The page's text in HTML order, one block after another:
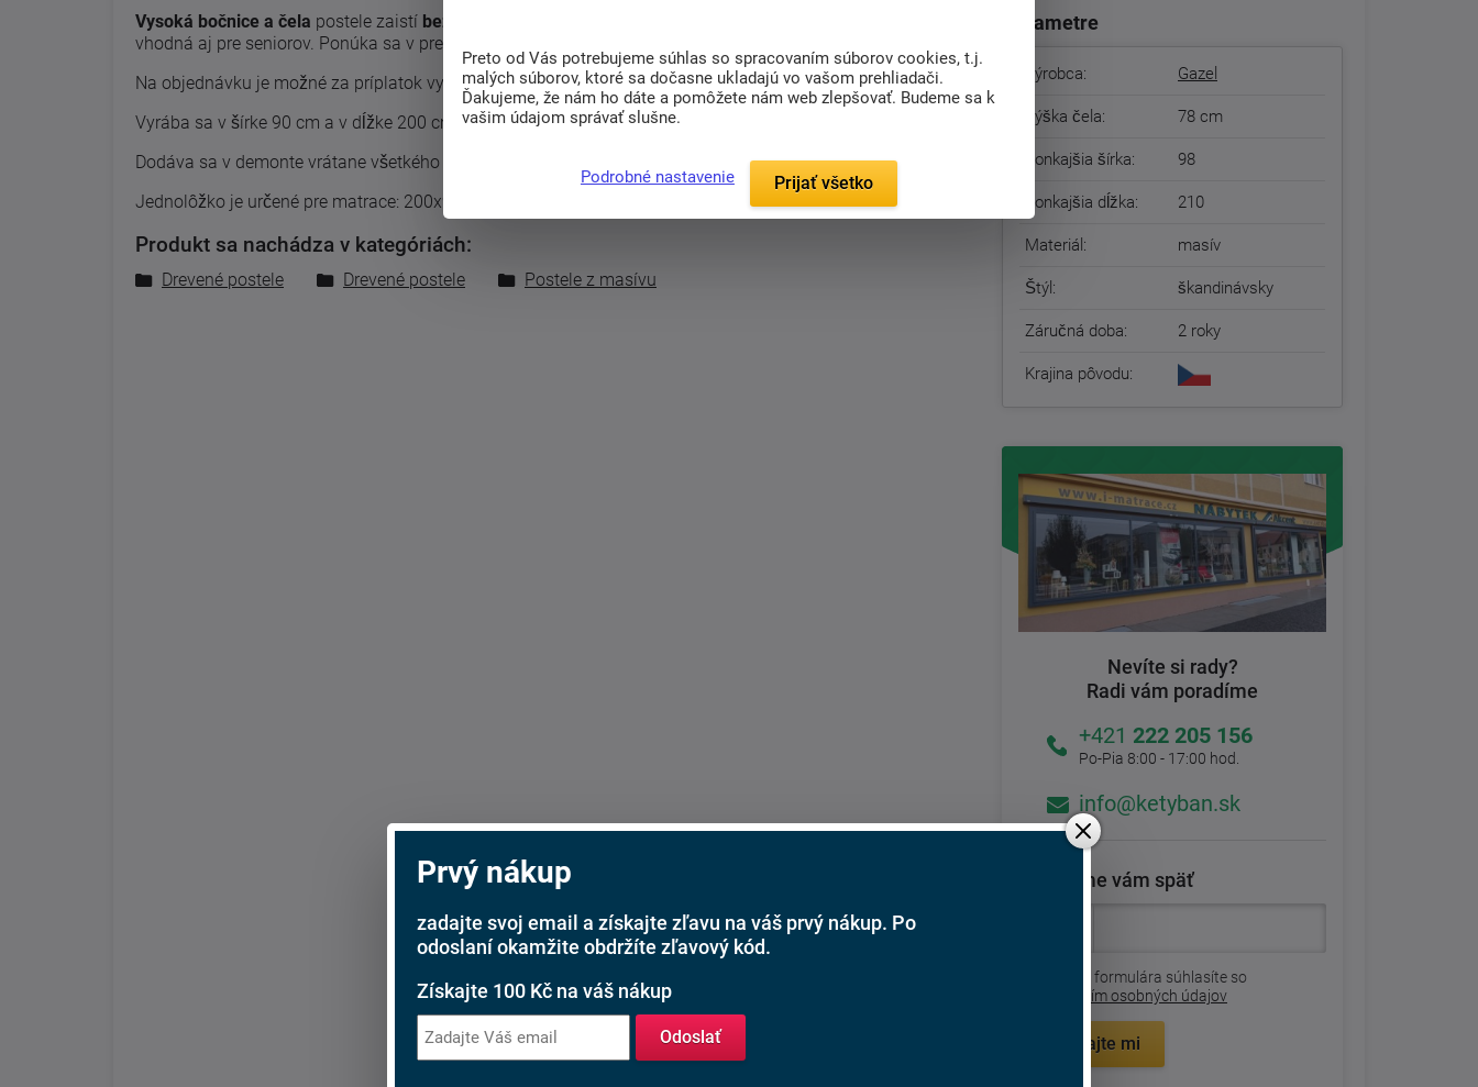
Vysoká bočnice a čela postele zaistí bezpečie
vhodná aj pre seniorov. Ponúka sa v prevedení smrekovom alebo bukovom.
Na objednávku je možné za príplatok vyrobiť posteľ vpredĺženej dĺžke210 alebo 220 cm.
Vyrába sa v šírke 90 cm a v dĺžke 200 cm.
Dodáva sa v demonte vrátane všetkého príslušenstva.
Jednolôžko je určené pre matrace: 200x90.
Produkt sa nachádza v kategóriách:
Drevené postele Drevené postele Postele z masívu
Parametre
Výrobca: Gazel
Výška čela: 78 cm
Vonkajšia šírka: 98
Vonkajšia dĺžka: 210
Materiál: masív
Štýl: škandinávsky
Záručná doba: 2 roky
Krajina pôvodu:
Nevíte si rady?
Radi vám poradíme
+421 222 205 156
Po-Pia 8:00 - 17:00 hod.
info@ketyban.sk
Zavoláme vám späť
Odoslaním formulára súhlasíte so
spracovaním osobných údajov
Zavolajte mi
Prvý nákup
zadajte svoj email a získajte zľavu na váš prvý nákup. Po
odoslaní okamžite obdržíte zľavový kód.
Získajte 100 Kč na váš nákup
Odoslať
Preto od Vás potrebujeme súhlas so spracovaním súborov cookies, t.j.
malých súborov, ktoré sa dočasne ukladajú vo vašom prehliadači.
Ďakujeme, že nám ho dáte a pomôžete nám web zlepšovať. Budeme sa k
vašim údajom správať slušne.
Podrobné nastavenie Prijať všetko